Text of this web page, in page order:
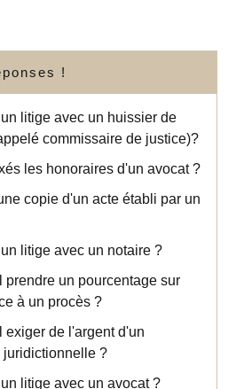
!
litige avec un huissier de
commissaire de justice)?
les honoraires d'un avocat ?
copie d'un acte établi par un
litige avec un notaire ?
prendre un pourcentage sur
à un procès ?
exiger de l'argent d'un
juridictionnelle ?
litige avec un avocat ?